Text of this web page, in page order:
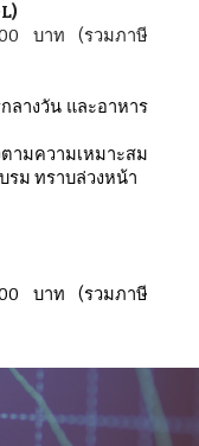
บาท (รวมภาษี
ลางวัน และอาหาร
ามความเหมาะสม
รม ทราบล่วงหน้า
บาท (รวมภาษี